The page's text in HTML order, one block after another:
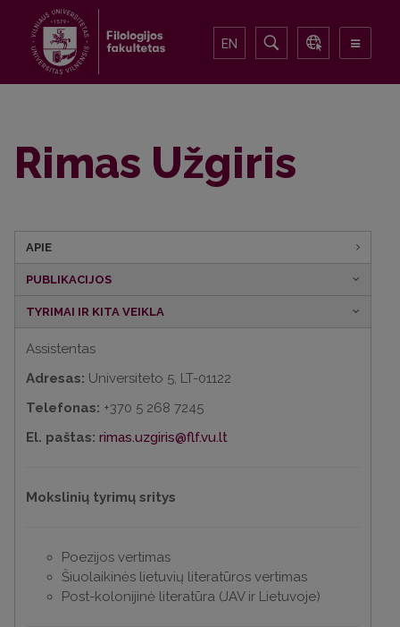
EN
Rimas Užgiris
APIE
PUBLIKACIJOS
TYRIMAI IR KITA VEIKLA
Assistentas
Adresas: Universiteto 5, LT-01122
Telefonas: +370 5 268 7245
El. paštas: rimas.uzgiris@flf.vu.lt
Mokslinių tyrimų sritys
Poezijos vertimas
Šiuolaikinės lietuvių literatūros vertimas
Post-kolonijinė literatūra (JAV ir Lietuvoje)